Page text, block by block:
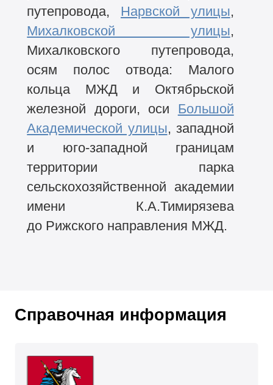
путепровода, Нарвской улицы,
Михалковской улицы,
Михалковского путепровода,
осям полос отвода: Малого
кольца МЖД и Октябрьской
железной дороги, оси Большой
Академической улицы, западной
и юго-западной границам
территории парка
сельскохозяйственной академии
имени К.А.Тимирязева
до Рижского направления МЖД.
Справочная информация